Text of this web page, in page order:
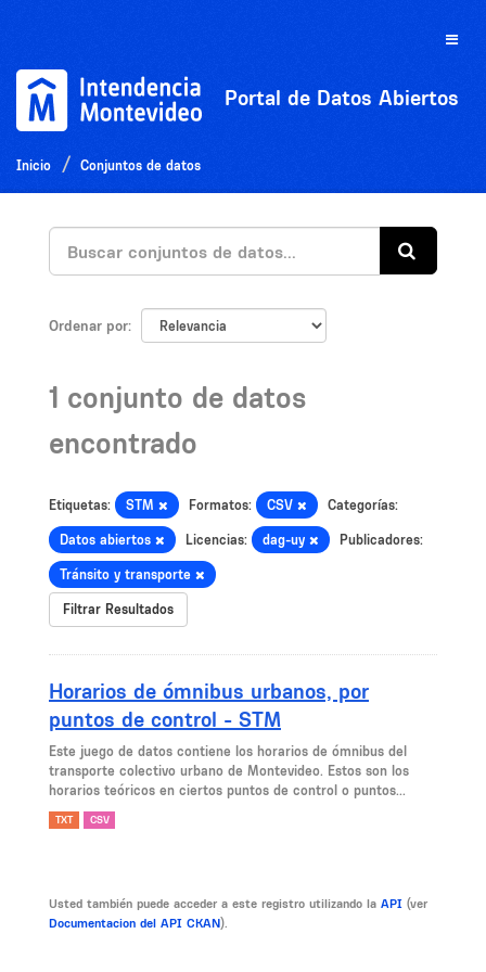
Toggle
Portal de Datos Abiertos
Inicio Conjuntos de datos
Ordenar por
1 conjunto de datos
encontrado
Etiquetas: STM Formatos: CSV Categorías:
Datos abiertos Licencias: dag-uy Publicadores:
Tránsito y transporte
Filtrar Resultados
Horarios de ómnibus urbanos, por
puntos de control - STM
Este juego de datos contiene los horarios de ómnibus del
transporte colectivo urbano de Montevideo. Estos son los
horarios teóricos en ciertos puntos de control o puntos...
TXT CSV
Usted también puede acceder a este registro utilizando la API (ver
Documentacion del API CKAN).